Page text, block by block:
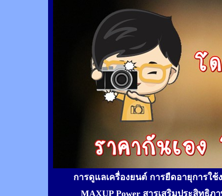
การดูแลเครื่องยนต์ การยืดอายุการใ
MAXUP Power สารเสริมประสิทธิ